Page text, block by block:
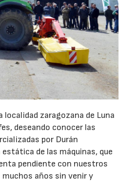
localidad zaragozana de Luna
deseando conocer las
por Durán
de las máquinas, que
pendiente con nuestros
años sin venir y